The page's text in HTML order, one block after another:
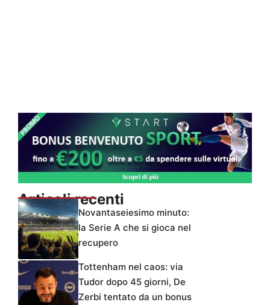
Articoli recenti
Novantaseiesimo minuto:
la Serie A che si gioca nel
recupero
Tottenham nel caos: via
Tudor dopo 45 giorni, De
Zerbi tentato da un bonus